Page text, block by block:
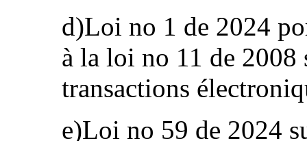
d)Loi no 1 de 2024
à la loi no 11 de
transactions
e)Loi no 59 de 2024